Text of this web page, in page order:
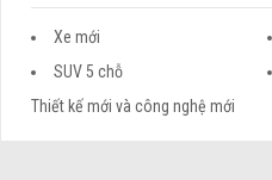
Xe mới
SUV 5 chỗ
Thiết kế mới và công nghệ mới